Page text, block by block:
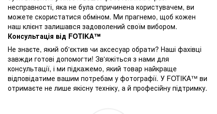
несправності, яка не була спричинена користувачем, ви
можете скористатися обміном. Ми прагнемо, щоб кожен
наш клієнт залишався задоволений своїм вибором.
Консультація від FOTIKA™
Не знаєте, який об'єктив чи аксесуар обрати? Наші фахівці
завжди готові допомогти! Зв'яжіться з нами для
консультації, і ми підкажемо, який товар найкраще
відповідатиме вашим потребам у фотографії. У FOTIKA™ ви
отримаєте не лише якісну техніку, а й професійну підтримку.